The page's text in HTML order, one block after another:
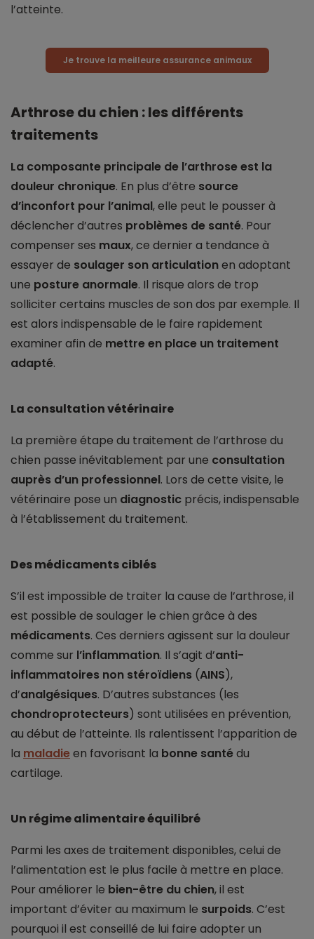
l’atteinte.
Je trouve la meilleure assurance animaux
Arthrose du chien : les différents
traitements
La composante principale de l’arthrose est la
douleur chronique. En plus d’être source
d’inconfort pour l’animal, elle peut le pousser à
déclencher d’autres problèmes de santé. Pour
compenser ses maux, ce dernier a tendance à
essayer de soulager son articulationen adoptant
une posture anormale. Il risque alors de trop
solliciter certains muscles de son dos par exemple. Il
est alors indispensable de le faire rapidement
examiner afin de mettre en place un traitement
adapté.
La consultation vétérinaire
La première étape du traitement de l’arthrose du
chien passe inévitablement par une consultation
auprès d’un professionnel. Lors de cette visite, le
vétérinaire pose un diagnostic précis, indispensable
à l’établissement du traitement.
Des médicaments ciblés
S’il est impossible de traiter la cause de l’arthrose, il
est possible de soulager le chien grâce à des
médicaments. Ces derniers agissent sur la douleur
comme sur l’inflammation. Il s’agit d’anti-
inflammatoires non stéroïdiens (AINS),
d’analgésiques. D’autres substances (les
chondroprotecteurs) sont utilisées en prévention,
au début de l’atteinte. Ils ralentissent l’apparition de
la maladieen favorisant la bonne santédu
cartilage.
Un régime alimentaire équilibré
Parmi les axes de traitement disponibles, celui de
l’alimentation est le plus facile à mettre en place.
Pour améliorer le bien-être du chien, il est
important d’éviter au maximum le surpoids. C’est
pourquoi il est conseillé de lui faire adopter un